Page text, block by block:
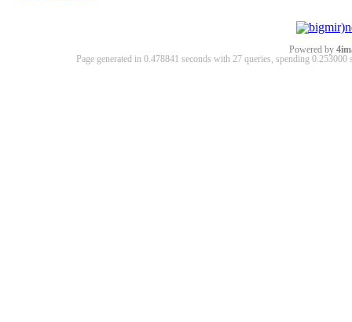
Powered by
Page generated in 0.478841 seconds with 27 queries, spending